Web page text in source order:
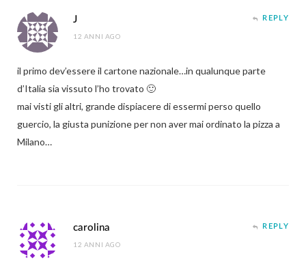
J
12 ANNI AGO
REPLY
il primo dev’essere il cartone nazionale…in qualunque parte
d’Italia sia vissuto l’ho trovato 🙂
mai visti gli altri, grande dispiacere di essermi perso quello
guercio, la giusta punizione per non aver mai ordinato la pizza a
Milano…
carolina
12 ANNI AGO
REPLY